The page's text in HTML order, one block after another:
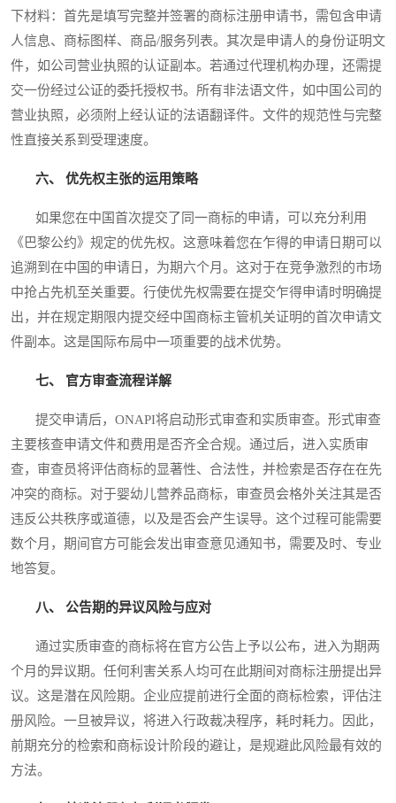
下材料：首先是填写完整并签署的商标注册申请书，需包含申请
人信息、商标图样、商品/服务列表。其次是申请人的身份证明文
件，如公司营业执照的认证副本。若通过代理机构办理，还需提
交一份经过公证的委托授权书。所有非法语文件，如中国公司的
营业执照，必须附上经认证的法语翻译件。文件的规范性与完整
性直接关系到受理速度。
六、 优先权主张的运用策略
如果您在中国首次提交了同一商标的申请，可以充分利用
《巴黎公约》规定的优先权。这意味着您在乍得的申请日期可以
追溯到在中国的申请日，为期六个月。这对于在竞争激烈的市场
中抢占先机至关重要。行使优先权需要在提交乍得申请时明确提
出，并在规定期限内提交经中国商标主管机关证明的首次申请文
件副本。这是国际布局中一项重要的战术优势。
七、 官方审查流程详解
提交申请后，ONAPI将启动形式审查和实质审查。形式审查
主要核查申请文件和费用是否齐全合规。通过后，进入实质审
查，审查员将评估商标的显著性、合法性，并检索是否存在在先
冲突的商标。对于婴幼儿营养品商标，审查员会格外关注其是否
违反公共秩序或道德，以及是否会产生误导。这个过程可能需要
数个月，期间官方可能会发出审查意见通知书，需要及时、专业
地答复。
八、 公告期的异议风险与应对
通过实质审查的商标将在官方公告上予以公布，进入为期两
个月的异议期。任何利害关系人均可在此期间对商标注册提出异
议。这是潜在风险期。企业应提前进行全面的商标检索，评估注
册风险。一旦被异议，将进入行政裁决程序，耗时耗力。因此，
前期充分的检索和商标设计阶段的避让，是规避此风险最有效的
方法。